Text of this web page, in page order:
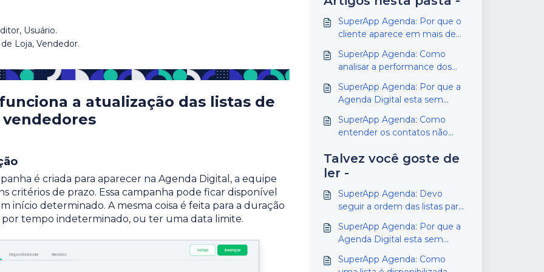
Usuário.
Loja, Vendedor.
a atualização das listas de
vendedores
é criada para aparecer na Agenda Digital, a equipe
critérios de prazo. Essa campanha pode ficar disponível
início determinado. A mesma coisa é feita para a duração
tempo indeterminado, ou ter uma data limite.
SuperApp Agenda: Por que o
cliente aparece em mais de
SuperApp Agenda: Como
analisar a performance dos
SuperApp Agenda: Por que a
Agenda Digital esta sem
poucos contatos?
SuperApp Agenda: Como
entender os contatos não
Talvez você goste de
ler -
SuperApp Agenda: Devo
seguir a ordem das listas para
SuperApp Agenda: Por que a
Agenda Digital esta sem
poucos contatos?
SuperApp Agenda: Como